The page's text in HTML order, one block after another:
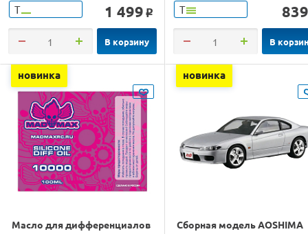
Т 1 499 o
В корзину
Т 839
В
новинка
Масло для дифференциалов
новинка
Сборная модель AOSHIMA